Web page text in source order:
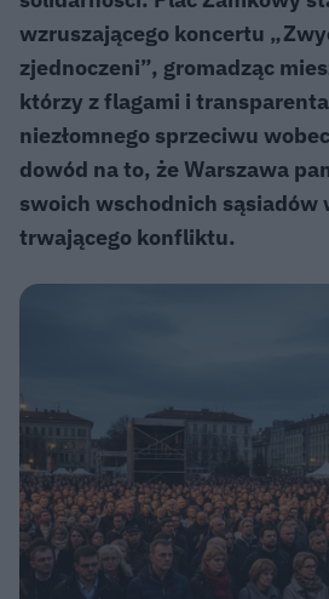
wzruszającego koncertu
zjednoczeni”, gromadząc
którzy z flagami i
niezłomnego sprzeciwu
dowód na to, że Warszawa
swoich wschodnich sąsiadów
trwającego konfliktu.